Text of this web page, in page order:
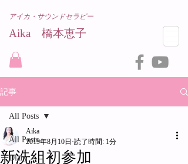
Aika 橋本恵子​
アイカ・サウンドセラピー
記事
All Posts
Diary
All Posts
新洗組初参加
Aika
2019年8月10日 読了時間: 1分